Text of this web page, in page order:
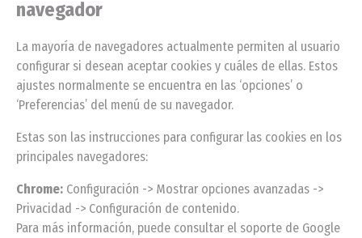
navegador
La mayoría de navegadores actualmente permiten al usuario
configurar si desean aceptar cookies y cuáles de ellas. Estos
ajustes normalmente se encuentra en las ‘opciones’ o
‘Preferencias’ del menú de su navegador.
Estas son las instrucciones para configurar las cookies en los
principales navegadores:
Chrome: Configuración -> Mostrar opciones avanzadas ->
Privacidad -> Configuración de contenido.
Para más información, puede consultar el soporte de Google